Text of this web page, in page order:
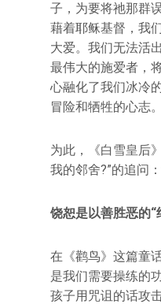
子，为要将祂那群
藉着耶稣基督，我
大爱。我们无法活
最伟大的施爱者，
心融化了我们冰冷
冒险和牺牲的心志。
为此，《白雪皇后
我的邻舍?”的追问
饶恕是以善胜恶的“
在《鹳鸟》这篇童
是我们需要操练的
孩子用咒诅的话攻